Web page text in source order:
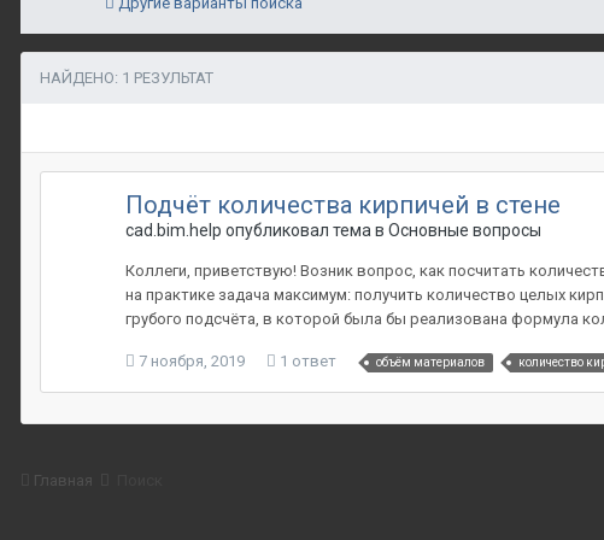
НАЙДЕНО: 1 РЕЗУЛЬТАТ
Подчёт количества кирпичей в стене
cad.bim.help опубликовал тема в Основные вопросы
Коллеги, приветствую! Возник вопрос, как посчитать
на практике задача максимум: получить количество целых
грубого подсчёта, в которой была бы реализована формула
7 ноября, 2019 1 ответ объём материалов количество
Главная